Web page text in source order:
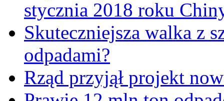
stycznia 2018 roku
Skuteczniejsza walka z
odpadami?
Rząd przyjął projekt